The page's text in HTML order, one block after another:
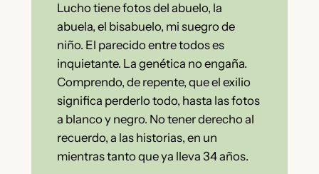
Lucho tiene fotos del abuelo, la
abuela, el bisabuelo, mi suegro de
niño. El parecido entre todos es
inquietante. La genética no engaña.
Comprendo, de repente, que el exilio
significa perderlo todo, hasta las fotos
a blanco y negro. No tener derecho al
recuerdo, a las historias, en un
mientras tanto que ya lleva 34 años.